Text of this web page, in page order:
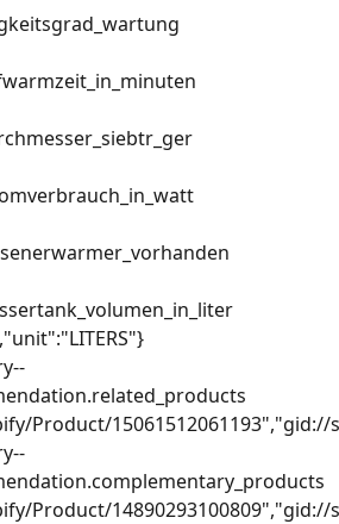
Product/
Product/